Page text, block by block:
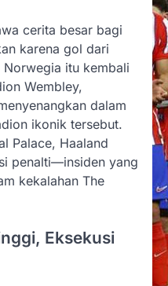
cerita besar bagi
karena gol dari
itu kembali
Wembley,
dalam
ikonik tersebut.
Palace, Haaland
penalti—insiden yang
kekalahan The
Eksekusi